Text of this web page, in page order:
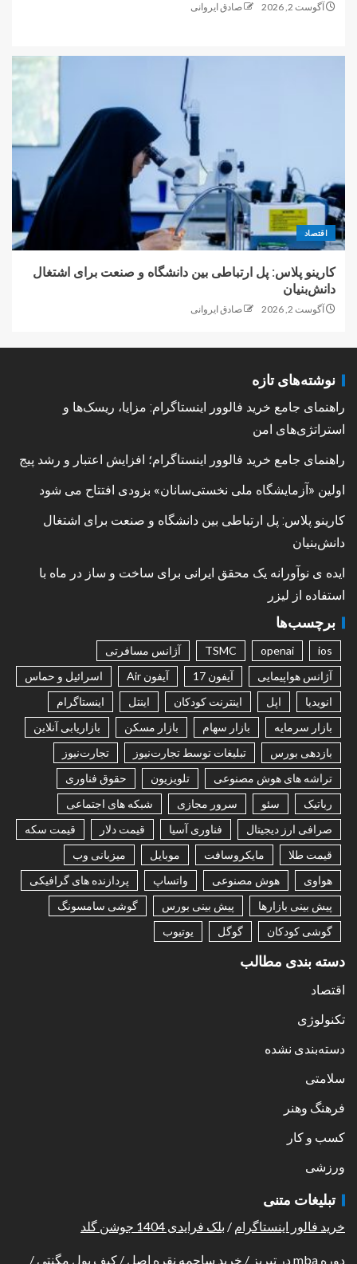
آگوست 2, 2026 صادق ایروانی
اقتصاد
کارینو پلاس: پل ارتباطی بین دانشگاه و صنعت برای اشتغال
دانش‌بنیان
آگوست 2, 2026 صادق ایروانی
نوشته‌های تازه
راهنمای جامع خرید فالوور اینستاگرام: مزایا، ریسک‌ها و
استراتژی‌های امن
راهنمای جامع خرید فالوور اینستاگرام؛ افزایش اعتبار و رشد پیج
اولین «آزمایشگاه ملی نخستی‌سانان» بزودی افتتاح می شود
کارینو پلاس: پل ارتباطی بین دانشگاه و صنعت برای اشتغال
دانش‌بنیان
ایده ی نوآورانه یک محقق ایرانی برای ساخت و ساز در ماه با
استفاده از لیزر
برچسب‌ها
ios
openai
TSMC
آژانس مسافرتی
آژانس هواپیمایی
آیفون 17 آیفون Air
اسرائیل و حماس
انویدیا
اپل اینترنت کودکان اینتل
اینستاگرام
بازار سرمایه
بازار سهام بازار مسکن
بازاریابی آنلاین
بازدهی بورس
تبلیغات توسط تجارت‌نیوز
تجارت‌نیوز
تراشه های هوش مصنوعی
تلویزیون
حقوق فناوری
رباتیک
سئو سرور مجازی
شبکه های اجتماعی
صرافی ارز دیجیتال
فناوری آسیا قیمت دلار
قیمت سکه
قیمت طلا
مایکروسافت موبایل
میزبانی وب
هواوی
هوش مصنوعی واتساپ
پردازنده های گرافیکی
پیش بینی بازارها
پیش بینی بورس
گوشی سامسونگ
گوشی کودکان
گوگل یوتیوب
دسته بندی مطالب
اقتصاد
تکنولوژی
دسته‌بندی نشده
سلامتی
فرهنگ وهنر
کسب و کار
ورزشی
تبلیغات متنی
خرید فالور اینستاگرام / بلک فرایدی 1404 جوشن گلد
دوره mba در تبریز / خرید ساچمه نقره اصل / کیف پول مگنتی /